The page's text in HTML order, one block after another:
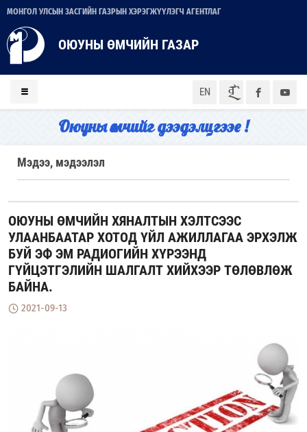
МОНГОЛ УЛСЫН ЗАСГИЙН ГАЗРЫН ХЭРЭГЖҮҮЛЭГЧ АГЕНТЛАГ
ОЮУНЫ ӨМЧИЙН ГАЗАР
EN ᠮᠣᠨ
Оюуны өмчийг дээдэлцгээе !
Мэдээ, мэдээлэл
ОЮУНЫ ӨМЧИЙН ХЯНАЛТЫН ХЭЛТСЭЭС
УЛААНБААТАР ХОТОД ҮЙЛ АЖИЛЛАГАА ЭРХЭЛЖ
БУЙ ЭФ ЭМ РАДИОГИЙН ХҮРЭЭНД
ГҮЙЦЭТГЭЛИЙН ШАЛГАЛТ ХИЙХЭЭР ТӨЛӨВЛӨЖ
БАЙНА.
2021-09-13